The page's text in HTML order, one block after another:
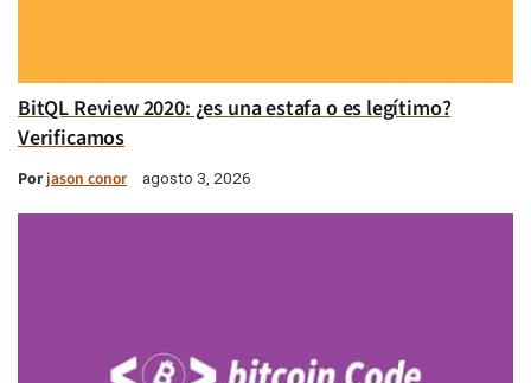
BitQL Review 2020: ¿es una estafa o es legítimo?
Verificamos
Porjason conor agosto 3, 2026